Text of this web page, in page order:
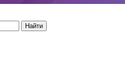
Найти